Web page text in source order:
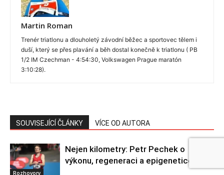
Martin Roman
Trenér triatlonu a dlouholetý závodní běžec a sportovec tělem i
duší, který se přes plavání a běh dostal konečně k triatlonu ( PB
1/2 IM Czechman - 4:54:30, Volkswagen Prague maratón
3:10:28).
SOUVISEJÍCÍ ČLÁNKY VÍCE OD AUTORA
Rozhovory
Nejen kilometry: Petr Pechek o
výkonu, regeneraci a epigenetice